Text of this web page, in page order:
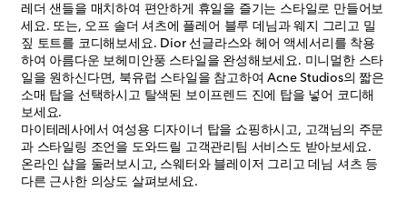
레더 샌들을 매치하여 편안하게 휴일을 즐기는 스타일로 만들어보
세요. 또는, 오프 솔더 셔츠에 플레어 블루 데님과 웨지 그리고 밀
짚 토트를 코디해보세요. Dior 선글라스와 헤어 액세서리를 착용
하여 아름다운 보헤미안풍 스타일을 완성해보세요. 미니멀한 스타
일을 원하신다면, 북유럽 스타일을 참고하여 Acne Studios의 짧은
소매 탑을 선택하시고 탈색된 보이프렌드 진에 탑을 넣어 코디해
보세요.
마이테레사​에서 여성용 디자이너 탑을 쇼핑하시고, 고객님의 주문
과 스타일링 조언을 도와드릴 고객관리팀 서비스도 받아보세요.
온라인 샵을 둘러보시고, 스웨터와 블레이저 그리고 데님 셔츠 등
다른 근사한 의상도 살펴보세요.